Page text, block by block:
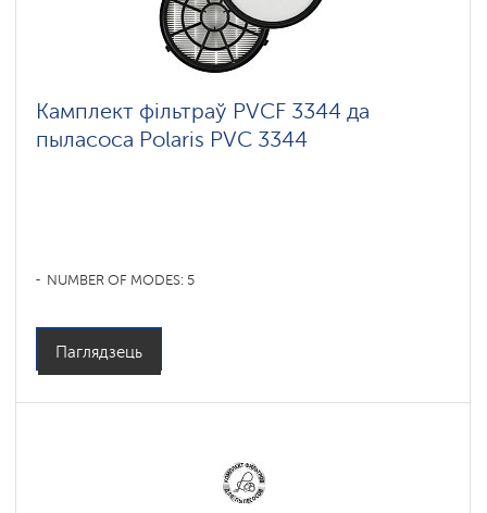
Камплект фільтраў PVCF 3344 да
пыласоса Polaris PVC 3344
NUMBER OF MODES: 5
Паглядзець